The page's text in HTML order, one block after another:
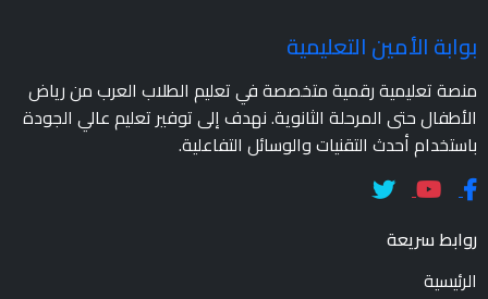
بوابة الأمين التعليمية
منصة تعليمية رقمية متخصصة في تعليم الطلاب العرب من رياض
الأطفال حتى المرحلة الثانوية. نهدف إلى توفير تعليم عالي الجودة
باستخدام أحدث التقنيات والوسائل التفاعلية.
روابط سريعة
الرئيسية